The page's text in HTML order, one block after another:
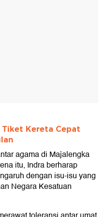
Tiket Kereta Cepat
agama di Majalengka
itu, Indra berharap
dengan isu-isu yang
Negara Kesatuan